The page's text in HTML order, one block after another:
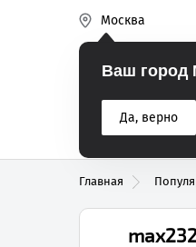
Москва
Ваш город
Да, верно
% Акции
Главная